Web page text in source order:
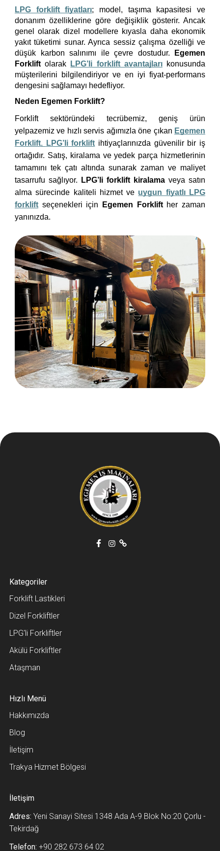
LPG forklift fiyatları; model, taşıma kapasitesi ve
donanım özelliklerine göre değişiklik gösterir. Ancak
genel olarak dizel modellere kıyasla daha ekonomik
yakıt tüketimi sunar. Ayrıca sessiz çalışma özelliği ve
düşük karbon salınımı ile çevre dostudur.
Egemen
Forklift olarak LPG’li forklift avantajları konusunda
müşterilerini bilgilendiriyor ve en iyi fiyat-performans
dengesini sağlamayı hedefliyor.
Neden Egemen Forklift?
Forklift sektöründeki tecrübemiz, geniş ürün
yelpazemiz ve hızlı servis ağımızla öne çıkan Egemen
Forklift, LPG’li forklift ihtiyaçlarınızda güvenilir bir iş
ortağıdır. Satış, kiralama ve yedek parça hizmetlerinin
tamamını tek çatı altında sunarak zaman ve maliyet
tasarrufu sağlıyor.
LPG’li forklift kiralama veya satın
alma sürecinde kaliteli hizmet ve uygun fiyatlı LPG
forklift seçenekleri için Egemen Forklifther zaman
yanınızda.
Kategoriler
Forklift Lastikleri
Dizel Forkliftler
LPG'li Forkliftler
Akülü Forkliftler
Ataşman
Hızlı Menü
Hakkımızda
Blog
İletişim
Trakya Hizmet Bölgesi
İletişim
Adres: Yeni Sanayi Sitesi 1348 Ada A-9 Blok No:20 Çorlu -
Tekirdağ
Telefon: +90 282 673 64 02